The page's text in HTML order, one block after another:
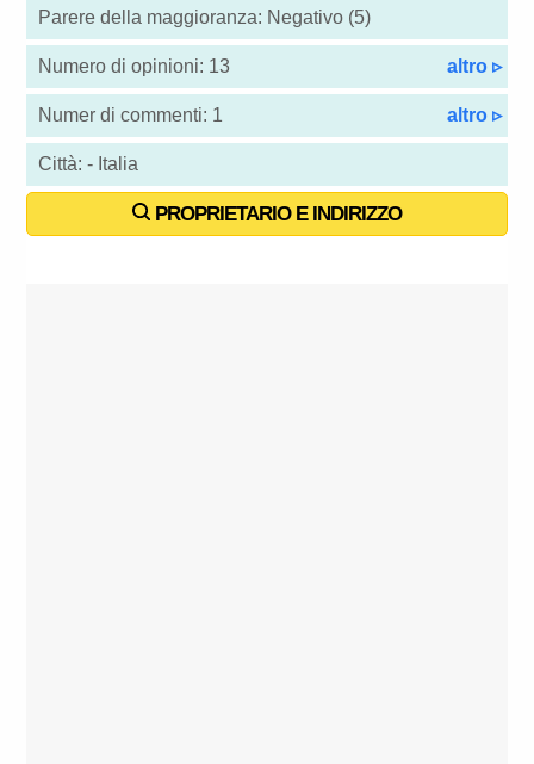
Parere della maggioranza: Negativo (5)
Numero di opinioni: 13 altro ▹
Numer di commenti: 1 altro ▹
Città: - Italia
PROPRIETARIO E INDIRIZZO